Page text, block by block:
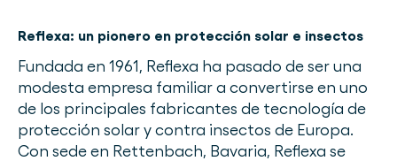
Reflexa: un pionero en protección solar e insectos
Fundada en 1961, Reflexa ha pasado de ser una
modesta empresa familiar a convertirse en uno
de los principales fabricantes de tecnología de
protección solar y contra insectos de Europa.
Con sede en Rettenbach, Bavaria, Reflexa se